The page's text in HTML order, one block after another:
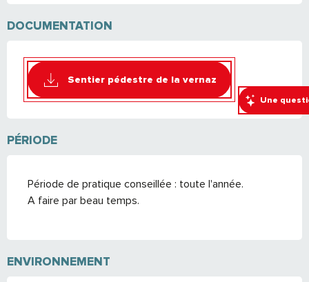
Une
DOCUMENTATION
Sentier pédestre de la vernaz
PÉRIODE
Période de pratique conseillée : toute l'année.
A faire par beau temps.
ENVIRONNEMENT